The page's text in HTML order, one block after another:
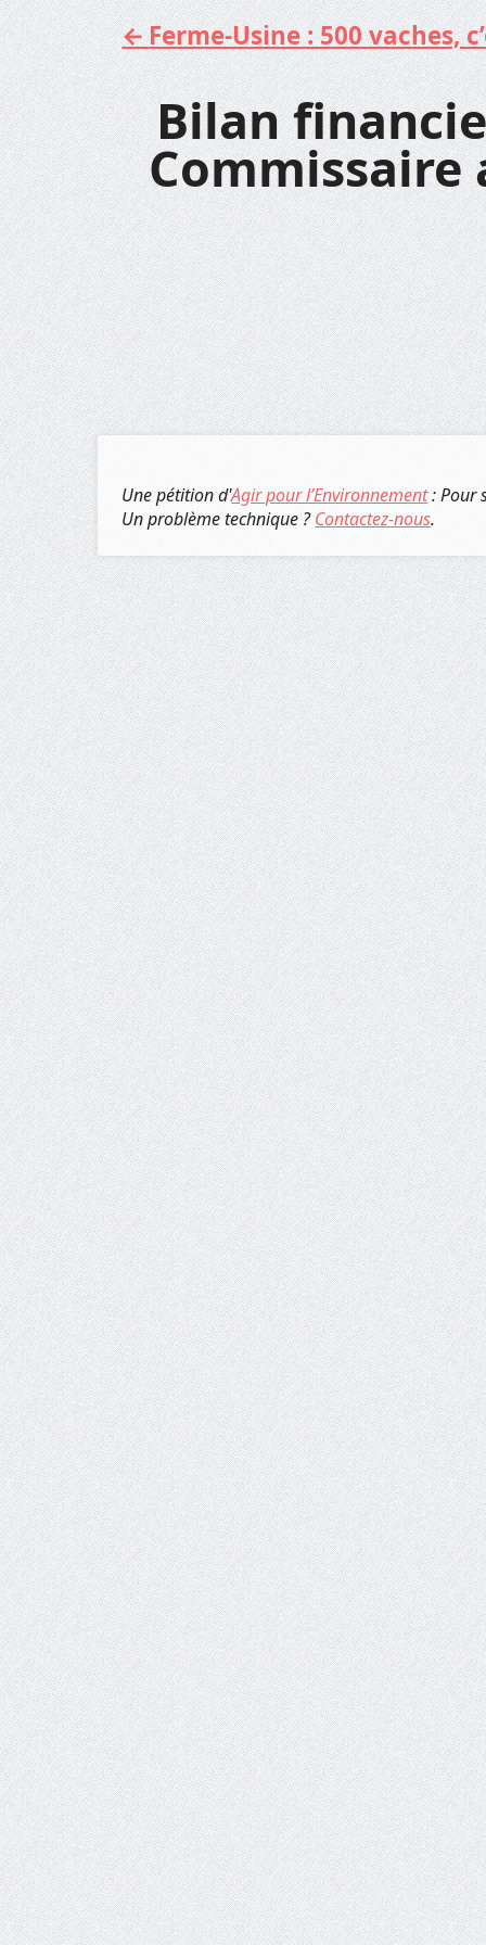
Aller
au
contenu
Ferme-Usine : 500 vaches,
Bilan
Commissaire
Une pétition d'Agir pour l’Environnement: Pour
Un problème technique ?Contactez-nous.